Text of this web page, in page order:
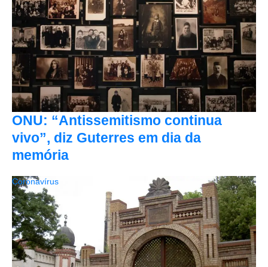
ONU: “Antissemitismo continua
vivo”, diz Guterres em dia da
memória
Coronavírus